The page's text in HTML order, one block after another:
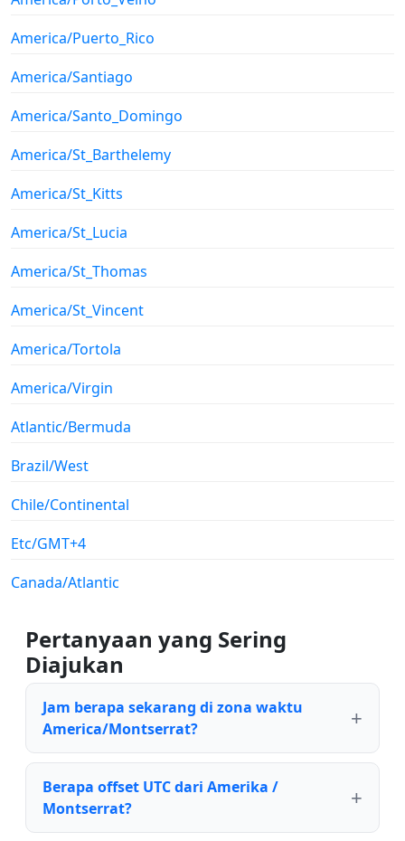
America/Puerto_Rico
America/Santiago
America/Santo_Domingo
America/St_Barthelemy
America/St_Kitts
America/St_Lucia
America/St_Thomas
America/St_Vincent
America/Tortola
America/Virgin
Atlantic/Bermuda
Brazil/West
Chile/Continental
Etc/GMT+4
Canada/Atlantic
Pertanyaan yang Sering
Diajukan
Jam berapa sekarang di zona waktu
America/Montserrat?
Berapa offset UTC dari Amerika /
Montserrat?